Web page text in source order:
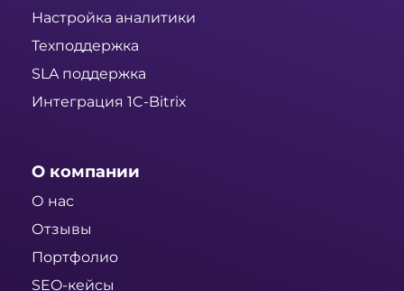
Настройка аналитики
Техподдержка
SLA поддержка
Интеграция 1C-Bitrix
О компании
О нас
Отзывы
Портфолио
SEO-кейсы